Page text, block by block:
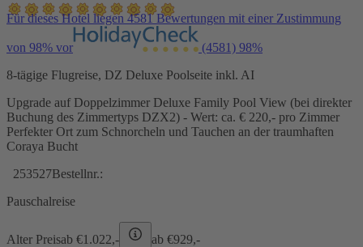
Für dieses Hotel liegen 4581 Bewertungen mit einer Zustimmung
von 98% vor (4581) 98%
8-tägige Flugreise, DZ Deluxe Poolseite inkl. AI
Upgrade auf Doppelzimmer Deluxe Family Pool View (bei direkter
Buchung des Zimmertyps DZX2) - Wert: ca. € 220,- pro Zimmer
Perfekter Ort zum Schnorcheln und Tauchen an der traumhaften
Coraya Bucht
253527Bestellnr.:
Pauschalreise
Alter Preisab €1.022,- ab €929,-